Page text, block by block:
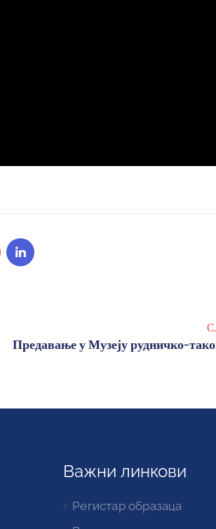
Предавање у Музеју рудничко-
Важни линкови
Регистар образаца